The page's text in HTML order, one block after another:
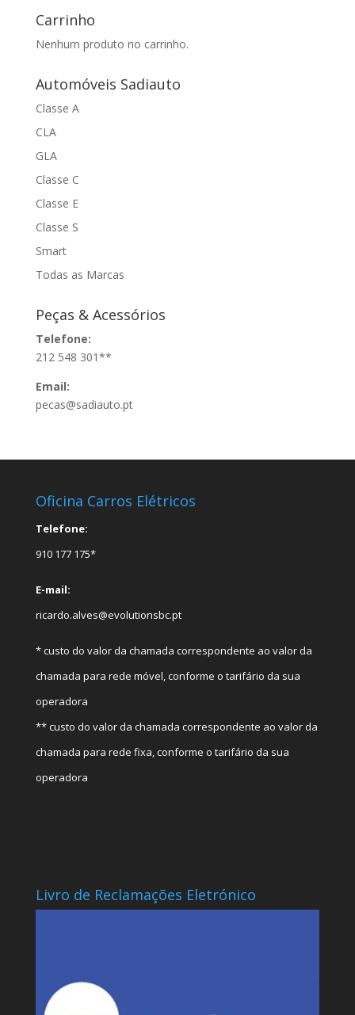
Carrinho
Nenhum produto no carrinho.
Automóveis Sadiauto
Classe A
CLA
GLA
Classe C
Classe E
Classe S
Smart
Todas as Marcas
Peças & Acessórios
Telefone:
212 548 301**
Email:
pecas@sadiauto.pt
Oficina Carros Elétricos
Telefone:
910 177 175*
E-mail:
ricardo.alves@evolutionsbc.pt
* custo do valor da chamada correspondente ao valor da
chamada para rede móvel, conforme o tarifário da sua
operadora
** custo do valor da chamada correspondente ao valor da
chamada para rede fixa, conforme o tarifário da sua
operadora
Livro de Reclamações Eletrónico